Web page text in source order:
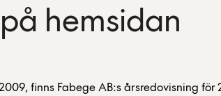
hemsidan
finns Fabege AB:s årsredovisning för